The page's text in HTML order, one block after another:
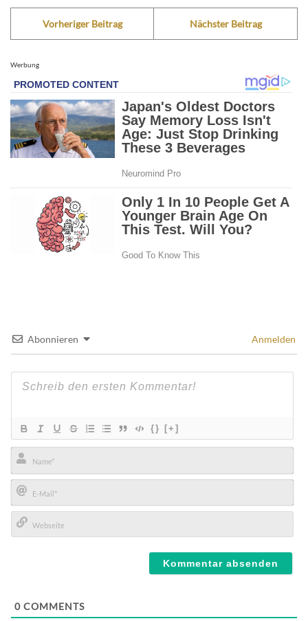
Vorheriger Beitrag Nächster Beitrag
Werbung
Abonnieren Anmelden
{} [+]
Name*
E-
Mail*
0 COMMENTS